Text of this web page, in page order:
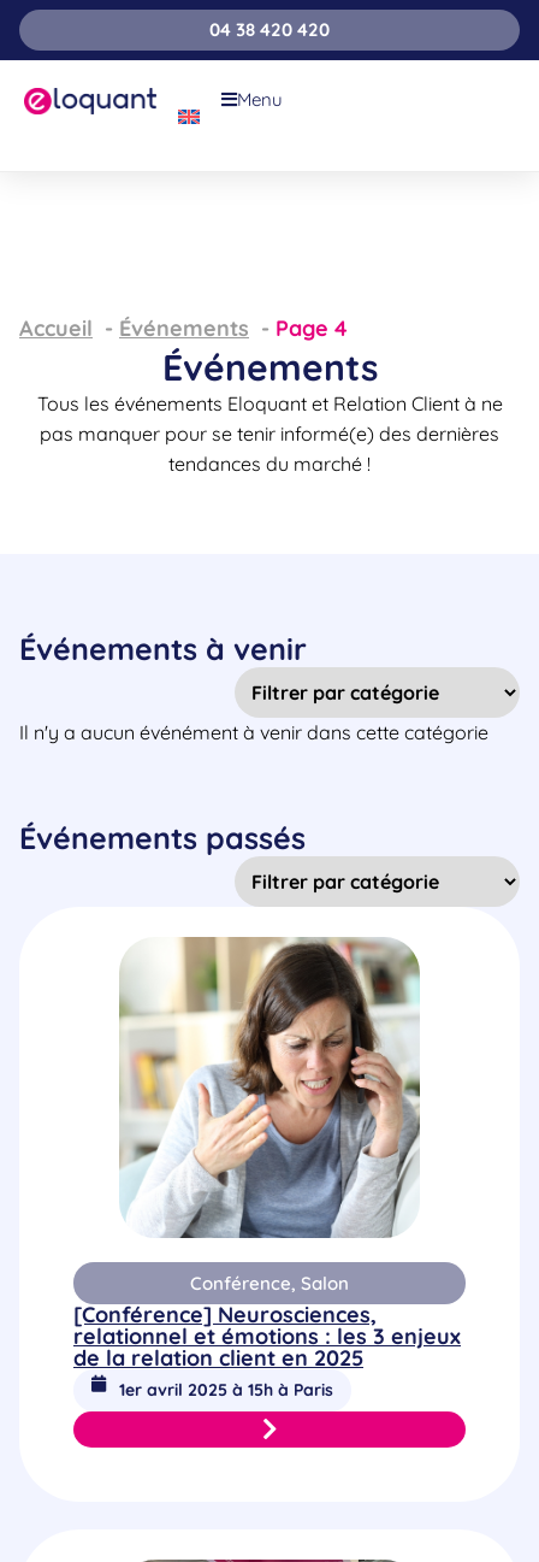
04 38 420 420
Menu
Accueil Événements Page 4
Événements
Tous les événements Eloquant et Relation Client à ne
pas manquer pour se tenir informé(e) des dernières
tendances du marché !
Événements à venir
Il n'y a aucun événément à venir dans cette catégorie
Événements passés
Conférence, Salon
[Conférence] Neurosciences,
relationnel et émotions : les 3 enjeux
de la relation client en 2025
1er avril 2025 à 15h à Paris